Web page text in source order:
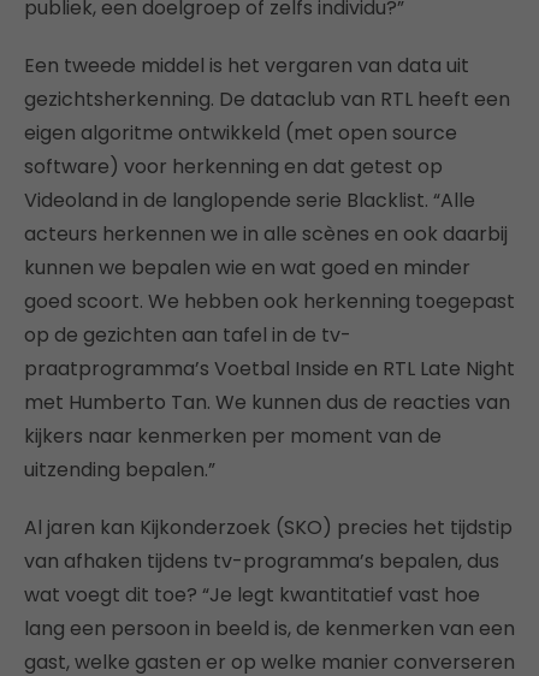
publiek, een doelgroep of zelfs individu?”
Een tweede middel is het vergaren van data uit
gezichtsherkenning. De dataclub van RTL heeft een
eigen algoritme ontwikkeld (met open source
software) voor herkenning en dat getest op
Videoland in de langlopende serie Blacklist. “Alle
acteurs herkennen we in alle scènes en ook daarbij
kunnen we bepalen wie en wat goed en minder
goed scoort. We hebben ook herkenning toegepast
op de gezichten aan tafel in de tv-
praatprogramma’s Voetbal Inside en RTL Late Night
met Humberto Tan. We kunnen dus de reacties van
kijkers naar kenmerken per moment van de
uitzending bepalen.”
Al jaren kan Kijkonderzoek (SKO) precies het tijdstip
van afhaken tijdens tv-programma’s bepalen, dus
wat voegt dit toe? “Je legt kwantitatief vast hoe
lang een persoon in beeld is, de kenmerken van een
gast, welke gasten er op welke manier converseren